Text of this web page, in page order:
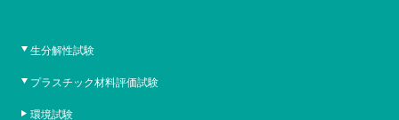
生分解性試験
プラスチック材料評価試験
環境試験